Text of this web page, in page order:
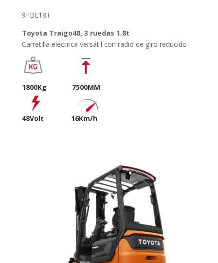
9FBE18T
Toyota Traigo48, 3 ruedas 1.8t
Carretilla eléctrica versátil con radio de giro reducido
1800Kg 7500MM
48Volt 16Km/h